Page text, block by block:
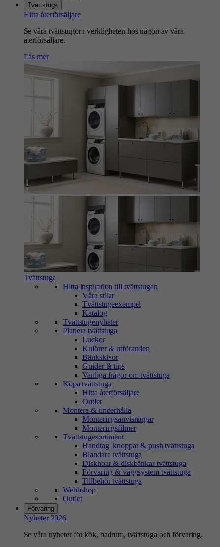
Tvättstuga
Hitta återförsäljare
Se våra tvättstugor i verkligheten hos någon av våra
återförsäljare.
Läs mer
Tvättstuga
Hitta inspiration till tvättstugan
Våra stilar
Tvättstugeexempel
Katalog
Tvättstugenyheter
Planera tvättstuga
Luckor
Kulörer & utföranden
Bänkskivor
Guider & tips
Vanliga frågor om tvättstuga
Köpa tvättstuga
Hitta återförsäljare
Outlet
Montera & underhålla
Monteringsanvisningar
Monteringsfilmer
Tvättstugesortiment
Handtag, knoppar & push tvättstuga
Blandare tvättstuga
Diskhoar & diskbänkar tvättstuga
Förvaring & väggsystem tvättstuga
Tillbehör tvättstuga
Webbshop
Outlet
Förvaring
Nyheter 2026
Se våra nyheter för kök, badrum, tvättstuga och förvaring.